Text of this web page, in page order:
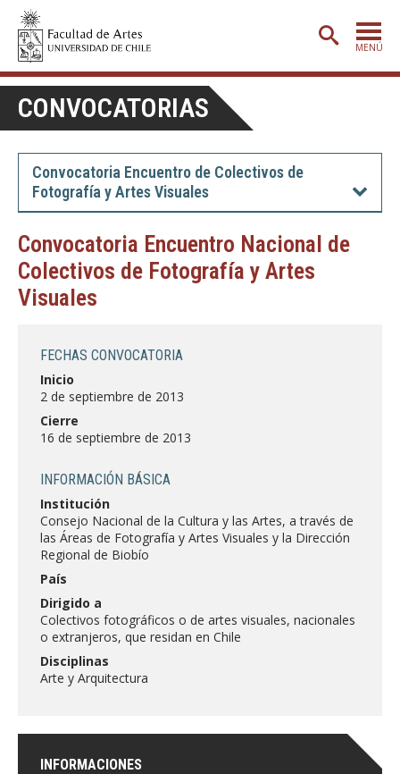
MENÚ
PORTADA
ADMISIÓN
ETAPA BÁSICA
CARRERAS
POSTGRADO
EXTENSIÓN
Estudiantes
Académicas/os
CONVOCATORIAS
Convocatoria Encuentro de Colectivos de
Fotografía y Artes Visuales
Convocatoria Encuentro Nacional de
Colectivos de Fotografía y Artes
Visuales
INFORMACIONES
FECHAS CONVOCATORIA
Inicio
2 de septiembre de 2013
Cierre
16 de septiembre de 2013
INFORMACIÓN BÁSICA
Institución
Consejo Nacional de la Cultura y las Artes, a través de
las Áreas de Fotografía y Artes Visuales y la Dirección
Regional de Biobío
País
Dirigido a
Colectivos fotográficos o de artes visuales, nacionales
o extranjeros, que residan en Chile
Disciplinas
Arte y Arquitectura